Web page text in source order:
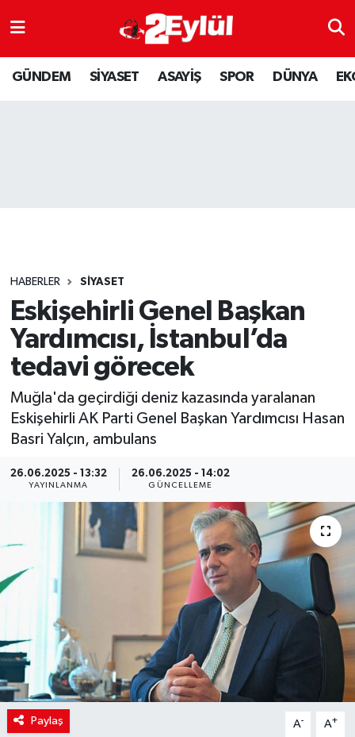
GÜNDEM SİYASET ASAYİŞ SPOR DÜNYA
HABERLER SİYASET
Eskişehirli Genel Başkan
Yardımcısı, İstanbul’da
tedavi görecek
Muğla'da geçirdiği deniz kazasında yaralanan
Eskişehirli AK Parti Genel Başkan Yardımcısı Hasan
Basri Yalçın, ambulans
26.06.2025 - 13:32
YAYINLANMA
26.06.2025 - 14:02
GÜNCELLEME
Paylaş A- A+
ASAYİŞ
DÜNYA
SPOR
YAŞAM
Nöbetçi Eczaneler
Hava Durumu
Son Dakika Haberleri
Haber Arşivi